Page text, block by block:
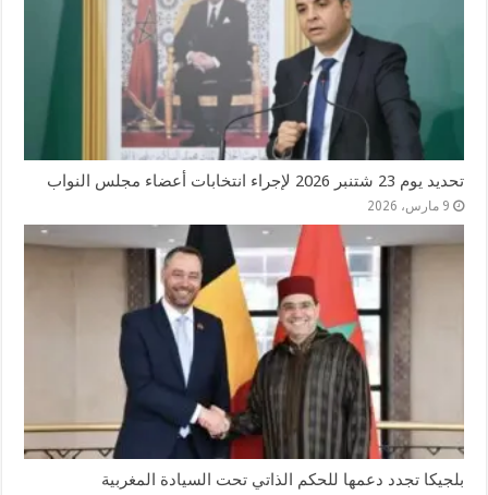
تحديد يوم 23 شتنبر 2026 لإجراء انتخابات أعضاء مجلس النواب
9 مارس، 2026
بلجيكا تجدد دعمها للحكم الذاتي تحت السيادة المغربية